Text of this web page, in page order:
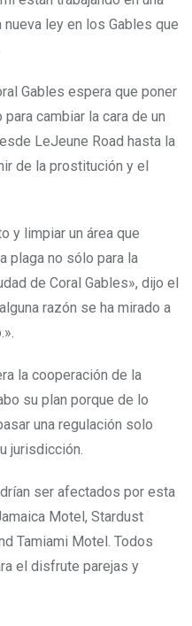
ley en los Gables que
Gables espera que poner
cambiar la cara de un
LeJeune Road hasta la
de la prostitución y el
y limpiar un área que
plaga no sólo para la
de Coral Gables», dijo el
razón se ha mirado a
la cooperación de la
su plan porque de lo
una regulación solo
jurisdicción.
ser afectados por esta
Motel, Stardust
Tamiami Motel. Todos
el disfrute parejas y